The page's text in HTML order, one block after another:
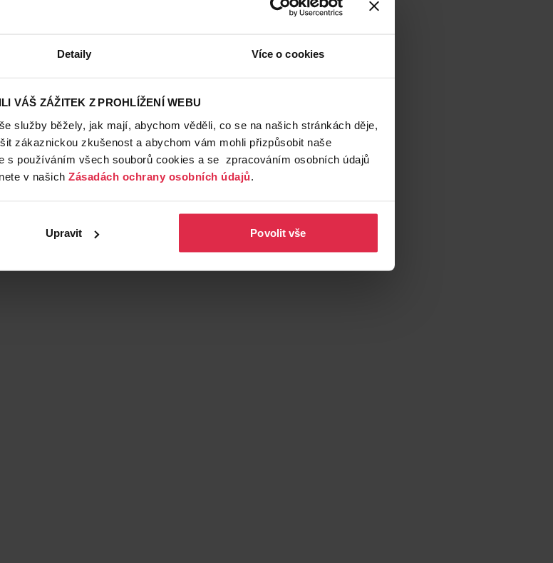
Detaily Více o cookies
VÁŠ ZÁŽITEK Z PROHLÍŽENÍ WEBU
služby běžely, jak mají, abychom věděli, co se na našich stránkách děje,
zákaznickou zkušenost a abychom vám mohli přizpůsobit naše
s používáním všech souborů cookies a se zpracováním osobních údajů
v našich Zásadách ochrany osobních údajů.
Upravit Povolit vše